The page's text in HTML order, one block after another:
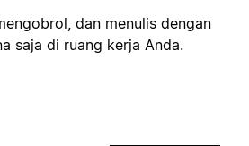
dan menulis dengan
saja di ruang kerja Anda.